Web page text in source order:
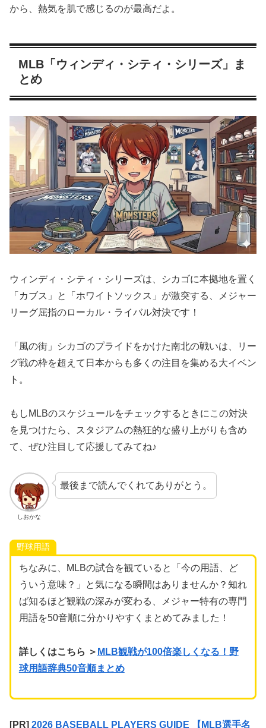
から、熱気を肌で感じるのが最高だよ。
MLB「ウィンディ・シティ・シリーズ」ま
とめ
ウィンディ・シティ・シリーズは、シカゴに本拠地を置く
「カブス」と「ホワイトソックス」が激突する、メジャー
リーグ屈指のローカル・ライバル対決です！
「風の街」シカゴのプライドをかけた南北の戦いは、リー
グ戦の枠を超えて日本からも多くの注目を集める大イベン
ト。
もしMLBのスケジュールをチェックするときにこの対決
を見つけたら、スタジアムの熱狂的な盛り上がりも含め
て、ぜひ注目して応援してみてね♪
しおかな
最後まで読んでくれてありがとう。
野球用語
ちなみに、MLBの試合を観ていると「今の用語、ど
ういう意味？」と気になる瞬間はありませんか？知れ
ば知るほど観戦の深みが変わる、メジャー特有の専門
用語を50音順に分かりやすくまとめてみました！
詳しくはこちら ＞ MLB観戦が100倍楽しくなる！野
球用語辞典50音順まとめ
[PR] 2026 BASEBALL PLAYERS GUIDE 【MLB選手名